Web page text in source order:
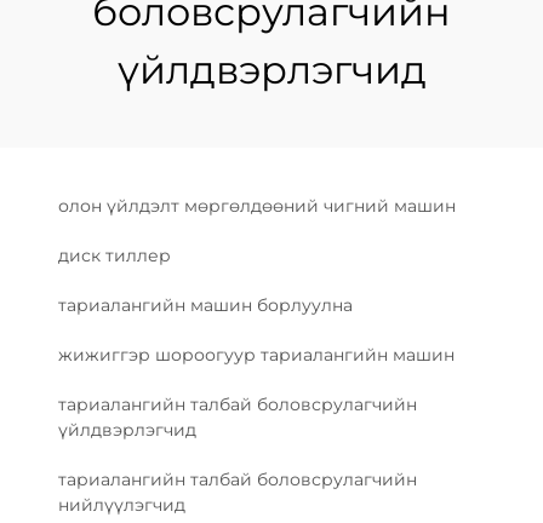
боловсрулагчийн
үйлдвэрлэгчид
олон үйлдэлт мөргөлдөөний чигний машин
диск тиллер
тариалангийн машин борлуулна
жижиггэр шороогуур тариалангийн машин
тариалангийн талбай боловсрулагчийн
үйлдвэрлэгчид
тариалангийн талбай боловсрулагчийн
нийлүүлэгчид